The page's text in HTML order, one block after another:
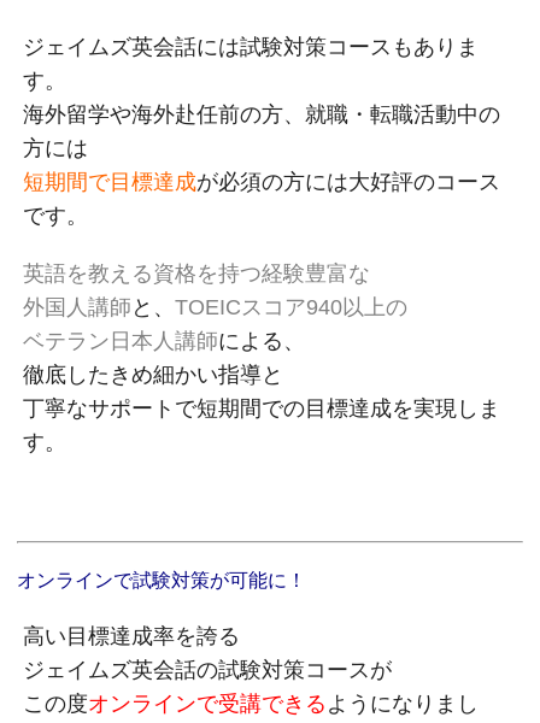
ジェイムズ英会話には試験対策コースもありま
す。
海外留学や海外赴任前の方、就職・転職活動中の
方には
短期間で目標達成が必須の方には大好評のコース
です。
英語を教える資格を持つ経験豊富な
外国人講師 と、TOEICスコア940以上の
ベテラン日本人講師による、
徹底したきめ細かい指導と
丁寧なサポートで短期間での目標達成を実現しま
す。
オンラインで試験対策が可能に！
高い目標達成率を誇る
ジェイムズ英会話の試験対策コースが
この度オンラインで受講できる ようになりまし